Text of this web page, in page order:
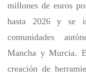
millones de euros
hasta 2026 y se
comunidades
Mancha y Murcia.
creación de